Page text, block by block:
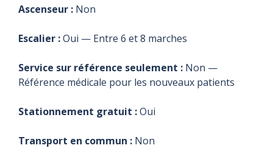
Ascenseur : Non
Escalier :Oui — Entre 6 et 8 marches
Service sur référence seulement : Non —
Référence médicale pour les nouveaux patients
Stationnement gratuit :Oui
Transport en commun : Non